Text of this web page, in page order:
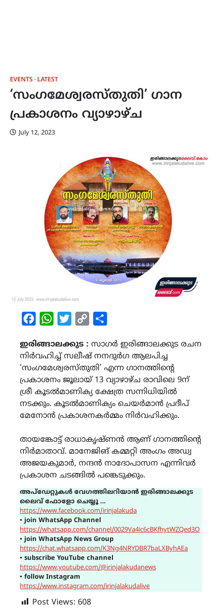
EVENTS LATEST
‘സംഗമേശ്വരസ്തുതി’ ഗാന
പ്രകാശനം വ്യാഴാഴ്ച
July 12, 2023
FacebookWhatsAppTwitterCopy
ഇരിങ്ങാലക്കുട : സാഗർ ഇരിങ്ങാലക്കുട രചന
നിർവഹിച്ച് സലീഷ് നനദുർഗ ആലപിച്ച
‘സംഗമേശ്വരസ്തുതി’ എന്ന ഗാനത്തിന്‍റെ
പ്രകാശനം ജൂലായ് 13 വ്യാഴാഴ്ച രാവിലെ 9ന്
ശ്രീ കൂടൽമാണിക്യ ക്ഷേത്ര സന്നിധിയിൽ
നടക്കും. കൂടൽമാണിക്യം ചെയർമാൻ പ്രദീപ്‌
മേനോൻ പ്രകാശനകർമ്മം നിർവഹിക്കും.
തായങ്കോട്ട് രാധാകൃഷ്ണൻ ആണ് ഗാനത്തിന്‍റെ
നിർമാതാവ്. മാനേജിങ്‌ കമ്മറ്റി അംഗം അഡ്വ
അജയകുമാർ, നന്ദൻ നാദോപാസന എന്നിവർ
പ്രകാശന ചടങ്ങിൽ പങ്കെടുക്കും.
അപ്ഡേറ്റുകൾ വേഗത്തിലറിയാൻ ഇരിങ്ങാലക്കുട
ലൈവ് ഫോളോ ചെയ്യൂ …
https://www.facebook.com/irinjalakuda
▪ join WhatsApp Channel
https://whatsapp.com/channel/0029Va4ic6cBKfhytWZQed3O
▪ join WhatsApp News Group
https://chat.whatsapp.com/K3Ng4NRYDBR7baLXByhAEa
▪ subscribe YouTube channel
https://www.youtube.com/@irinjalakudanews
▪ follow Instagram
https://www.instagram.com/irinjalakudalive
Post Views: 608